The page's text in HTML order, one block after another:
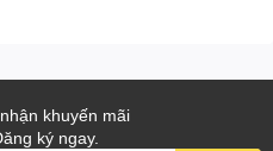
khuyến mãi
ký ngay.